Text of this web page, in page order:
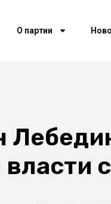
О партии
власти